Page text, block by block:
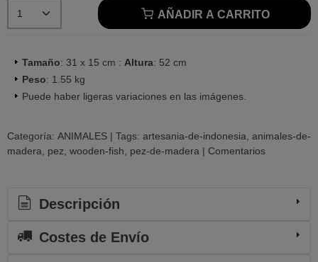
AÑADIR A CARRITO
Tamaño: 31 x 15 cm : Altura: 52 cm
Peso: 1.55 kg
Puede haber ligeras variaciones en las imágenes.
Categoría: ANIMALES | Tags: artesania-de-indonesia animales-de-
madera
pez wooden-fish pez-de-madera | Comentarios
Descripción
Costes de Envío